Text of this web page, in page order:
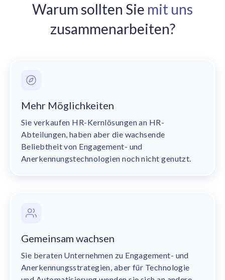
Warum sollten Sie mit uns
zusammenarbeiten?
Mehr Möglichkeiten
Sie verkaufen HR-Kernlösungen an HR-
Abteilungen, haben aber die wachsende
Beliebtheit von Engagement- und
Anerkennungstechnologien noch nicht genutzt.
Gemeinsam wachsen
Sie beraten Unternehmen zu Engagement- und
Anerkennungsstrategien, aber für Technologie